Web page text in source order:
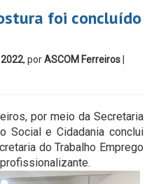
foi concluído
, porASCOM Ferreiros
por meio da Secretaria
Social e Cidadania conclui
do Trabalho Emprego